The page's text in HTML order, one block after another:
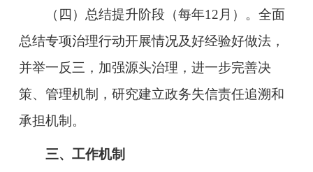
（四）总结提升阶段 （每年12月）。全面
总结专项治理行动开展情况及好经验好做法，
并举一反三，加强源头治理，进一步完善决
策、管理机制，研究建立政务失信责任追溯和
承担机制。
三、工作机制